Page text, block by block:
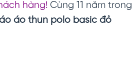
hàng! Cùng 11 năm trong
áo thun polo basic đỏ